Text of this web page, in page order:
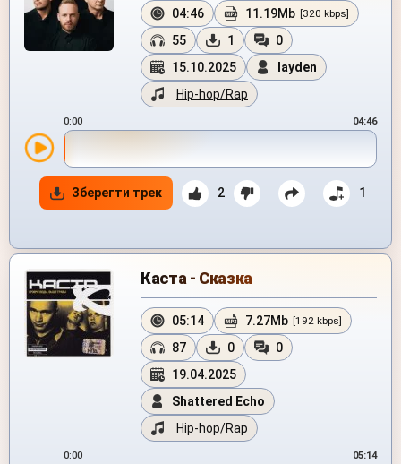
04:46 11.19Mb [320 kbps]
55 1
0
15.10.2025
layden
Hip-hop/Rap
0:00 04:46
Зберегти трек 2 1
Каста - Сказка
05:14 7.27Mb [192 kbps]
87 0
0
19.04.2025
Shattered Echo
Hip-hop/Rap
0:00 05:14